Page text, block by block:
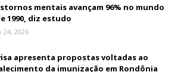
mentais avançam 96% no mundo
1990, diz estudo
24, 2026
apresenta propostas voltadas ao
da imunização em Rondônia